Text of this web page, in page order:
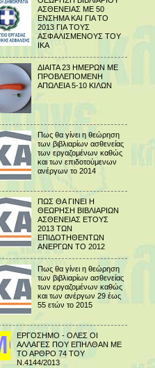
ΑΣΘΕΝΕΙΑΣ ΜΕ 50
ΕΝΣΗΜΑ ΚΑΙ ΓΙΑ ΤΟ
2013 ΓΙΑ ΤΟΥΣ
ΑΣΦΑΛΙΣΜΕΝΟΥΣ ΤΟΥ
ΙΚΑ
ΔΙΑΙΤΑ 23 ΗΜΕΡΩΝ ΜΕ
ΠΡΟΒΛΕΠΟΜΕΝΗ
ΑΠΩΛΕΙΑ 5-10 ΚΙΛΩΝ
Πως θα γίνει η θεώρηση
των βιβλιαρίων ασθενείας
των εργαζομένων καθώς
και των επιδοτούμενων
ανέργων το 2014
ΠΩΣ ΘΑ ΓΙΝΕΙ Η
ΘΕΩΡΗΣΗ ΒΙΒΛΙΑΡΙΩΝ
ΑΣΘΕΝΕΙΑΣ ΕΤΟΥΣ
2013 ΤΩΝ
ΕΠΙΔΟΤΗΘΕΝΤΩΝ
ΑΝΕΡΓΩΝ ΤΟ 2012
Πως θα γίνει η θεώρηση
των βιβλιαρίων ασθενείας
των εργαζομένων καθώς
και των ανέργων 29 έως
55 ετών το 2015
ΕΡΓΟΣΗΜΟ - ΟΛΕΣ ΟΙ
ΑΛΛΑΓΕΣ ΠΟΥ ΕΠΗΛΘΑΝ ΜΕ
ΤΟ ΑΡΘΡΟ 74 ΤΟΥ
Ν.4144/2013